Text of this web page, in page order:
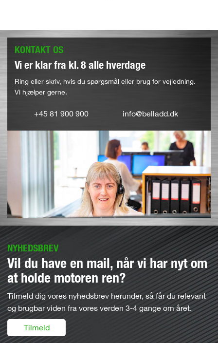
KONTAKT OS
Vi er klar fra kl. 8 alle hverdage
Ring eller skriv, hvis du spørgsmål eller brug for vejledning.
Vi hjælper gerne.
+45 81 900 900 info@belladd.dk
NYHEDSBREV
Vil du have en mail, når vi har nyt om
at holde motoren ren?
Tilmeld dig vores nyhedsbrev herunder, så får du relevant
og brugbar viden fra vores verden 3-4 gange om året.
Tilmeld